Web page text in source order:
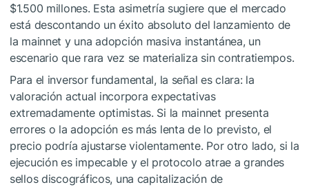
$1.500 millones. Esta asimetría sugiere que el mercado
está descontando un éxito absoluto del lanzamiento de
la mainnet y una adopción masiva instantánea, un
escenario que rara vez se materializa sin contratiempos.
Para el inversor fundamental, la señal es clara: la
valoración actual incorpora expectativas
extremadamente optimistas. Si la mainnet presenta
errores o la adopción es más lenta de lo previsto, el
precio podría ajustarse violentamente. Por otro lado, si la
ejecución es impecable y el protocolo atrae a grandes
sellos discográficos, una capitalización de